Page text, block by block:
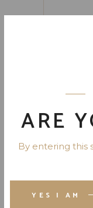
ARE
By entering this
YES I AM
Save